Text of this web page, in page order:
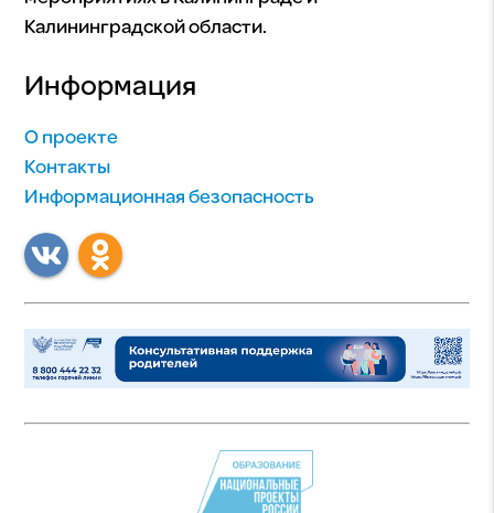
Калининградской области.
Информация
О проекте
Контакты
Информационная безопасность